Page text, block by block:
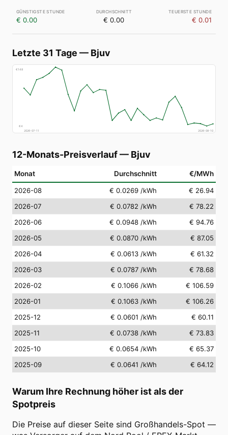
€ 0.00 € 0.00 € 0.01
Letzte 31 Tage — Bjuv
€148
€4
2026-07-11
2026-08-10
12-Monats-Preisverlauf— Bjuv
Monat Durchschnitt €/MWh
2026-08 € 0.0269 /kWh
€ 26.94
2026-07
€ 0.0782 /kWh
€ 78.22
2026-06
€ 0.0948 /kWh
€ 94.76
2026-05
€ 0.0870 /kWh
€ 87.05
2026-04
€ 0.0613 /kWh
€ 61.32
2026-03
€ 0.0787 /kWh
€ 78.68
2026-02
€ 0.1066 /kWh
€ 106.59
2026-01
€ 0.1063 /kWh
€ 106.26
2025-12
€ 0.0601 /kWh
€ 60.11
2025-11
€ 0.0738 /kWh
€ 73.83
2025-10
€ 0.0654 /kWh
€ 65.37
2025-09
€ 0.0641 /kWh € 64.12
Warum Ihre Rechnung höher ist als der
Spotpreis
Die Preise auf dieser Seite sind Großhandels-Spot —